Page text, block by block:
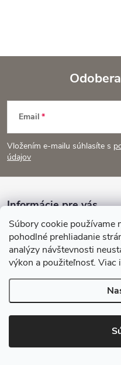
Súbory cookie používame
pohodlné prehliadanie
analýzy návštevnosti
výkon a použiteľnosť. Viac
Z
á
p
ä
e
Email
Vložením e-mailu súhlasíte s
údajov
Informácie pre vás
Prijímame online